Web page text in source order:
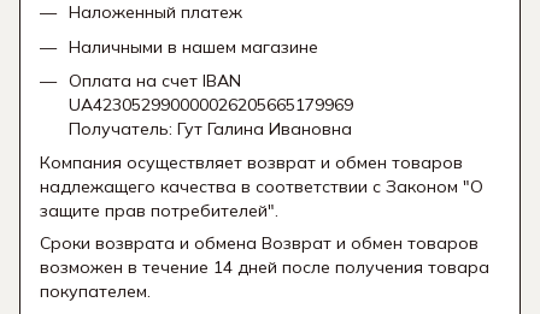
Наложенный платеж
Наличными в нашем магазине
Оплата на счет IBAN
UA423052990000026205665179969
Получатель: Гут Галина Ивановна
Компания осуществляет возврат и обмен товаров
надлежащего качества в соответствии с Законом "О
защите прав потребителей".
Сроки возврата и обмена Возврат и обмен товаров
возможен в течение 14 дней после получения товара
покупателем.